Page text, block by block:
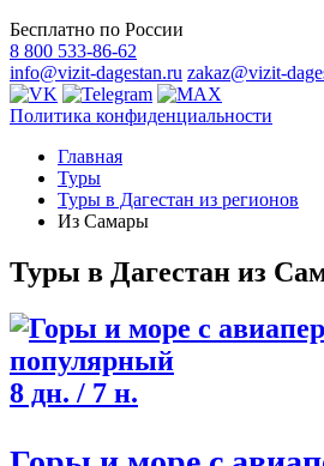
Бесплатно по России
8 800 533-86-62
info@vizit-dagestan.ru zakaz@vizit-
Политика конфиденциальности
Главная
Туры
Туры в Дагестан из регионов
Из Самары
Туры в Дагестан из
популярный
8 дн. / 7 н.